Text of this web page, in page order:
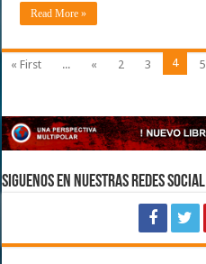
Read More »
« First ... « 2 3 4 5
Siguenos en Nuestras Redes Social